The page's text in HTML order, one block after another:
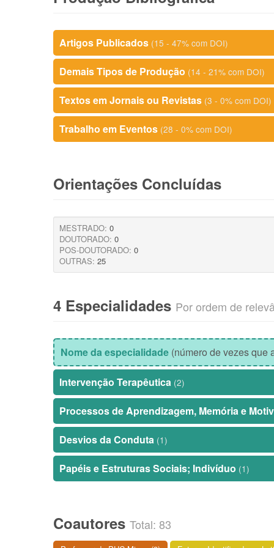
Artigos Publicados (15 - 47% com DOI)
Demais Tipos de Produção (14 - 21% com DOI)
Textos em Jornais ou Revistas (3 - 0% com DOI)
Trabalho em Eventos (28 - 0% com DOI)
Orientações Concluídas
MESTRADO: 0
DOUTORADO: 0
POS-DOUTORADO: 0
OUTRAS: 25
4 Especialidades Por ordem de
Nome da especialidade (número de vezes que
Intervenção Terapêutica (2)
Processos de Aprendizagem, Memória e
Desvios da Conduta (1)
Papéis e Estruturas Sociais; Indivíduo (1)
Coautores Total: 83